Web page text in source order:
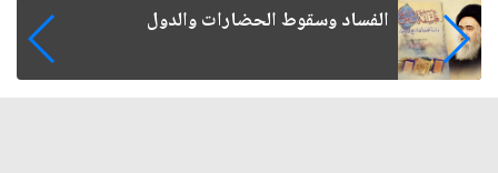
رواتب الموظفين على صفيح ساخن